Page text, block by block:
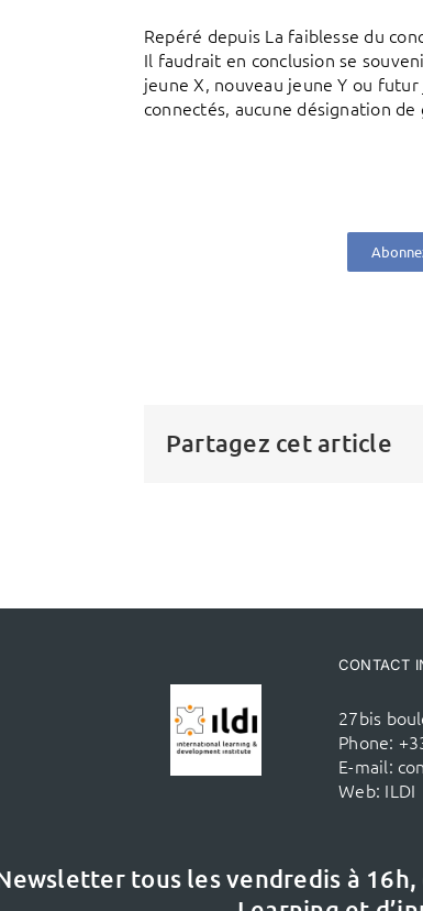
Repéré depuis La faiblesse du
Il faudrait en conclusion se
jeune X, nouveau jeune Y ou
connectés, aucune désignation
Partagez cet article
CONTACT
27bis
Phone:
E-mail:
Web: ILDI
tous les vendredis à 16h,